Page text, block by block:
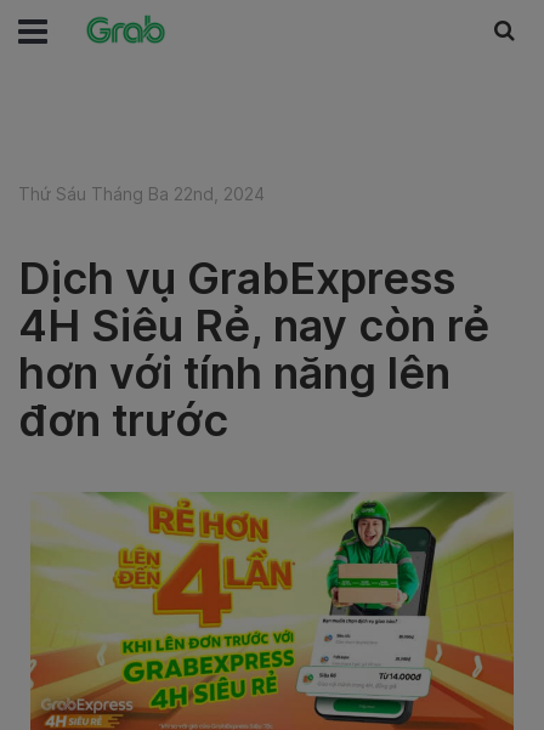
Thứ Sáu Tháng Ba 22nd, 2024
Dịch vụ GrabExpress
4H Siêu Rẻ, nay còn rẻ
hơn với tính năng lên
đơn trước